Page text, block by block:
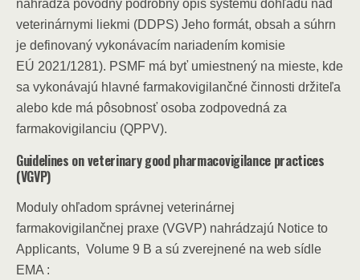
nahrádza pôvodný podrobný opis systému dohľadu nad
veterinárnymi liekmi (DDPS) Jeho formát, obsah a súhrn
je definovaný vykonávacím nariadením komisie
EÚ 2021/1281). PSMF má byť umiestnený na mieste, kde
sa vykonávajú hlavné farmakovigilančné činnosti držiteľa
alebo kde má pôsobnosť osoba zodpovedná za
farmakovigilanciu (QPPV).
Guidelines on veterinary good pharmacovigilance practices
(VGVP)
Moduly ohľadom správnej veterinárnej
farmakovigilančnej praxe (VGVP) nahrádzajú Notice to
Applicants, Volume 9 B a sú zverejnené na web sídle
EMA :